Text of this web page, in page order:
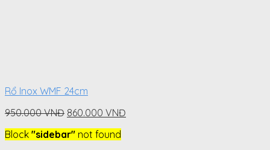
Rổ Inox WMF 24cm
950.000VNĐ Original
was:
860.000 VNĐ
Block "sidebar" not found